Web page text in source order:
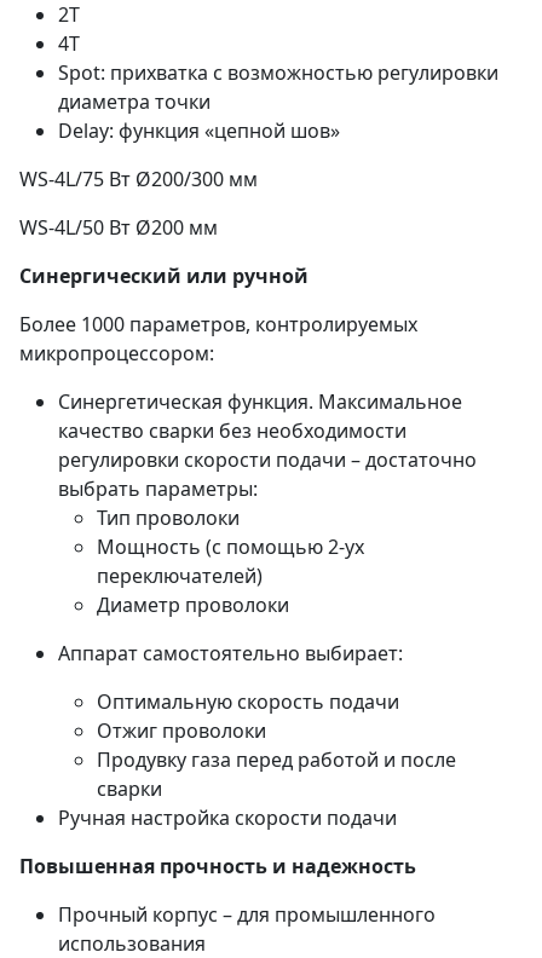
2T
4T
Spot: прихватка с возможностью регулировки
диаметра точки
Delay: функция «цепной шов»
WS-4L/75 Вт Ø200/300 мм
WS-4L/50 Вт Ø200 мм
Синергический или ручной
Более 1000 параметров, контролируемых
микропроцессором:
Синергетическая функция. Максимальное
качество сварки без необходимости
регулировки скорости подачи – достаточно
выбрать параметры:
Тип проволоки
Мощность (с помощью 2-ух
переключателей)
Диаметр проволоки
Аппарат самостоятельно выбирает:
Оптимальную скорость подачи
Отжиг проволоки
Продувку газа перед работой и после
сварки
Ручная настройка скорости подачи
Повышенная прочность и надежность
Прочный корпус – для промышленного
использования